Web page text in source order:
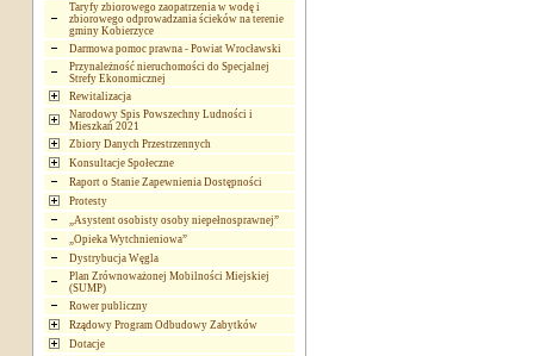
Taryfy zbiorowego zaopatrzenia w wodę i
zbiorowego odprowadzania ścieków na terenie
gminy Kobierzyce
Darmowa pomoc prawna - Powiat Wrocławski
Przynależność nieruchomości do Specjalnej
Strefy Ekonomicznej
Rewitalizacja
Narodowy Spis Powszechny Ludności i
Mieszkań 2021
Zbiory Danych Przestrzennych
Konsultacje Społeczne
Raport o Stanie Zapewnienia Dostępności
Protesty
„Asystent osobisty osoby niepełnosprawnej”
„Opieka Wytchnieniowa”
Dystrybucja Węgla
Plan Zrównoważonej Mobilności Miejskiej
(SUMP)
Rower publiczny
Rządowy Program Odbudowy Zabytków
Dotacje